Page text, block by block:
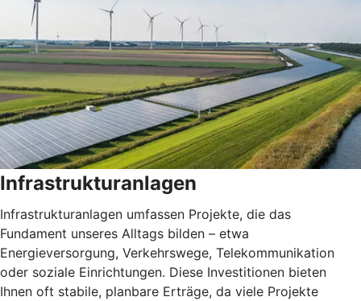
Infrastrukturanlagen
Infrastrukturanlagen umfassen Projekte, die das
Fundament unseres Alltags bilden – etwa
Energieversorgung, Verkehrswege, Telekommunikation
oder soziale Einrichtungen. Diese Investitionen bieten
Ihnen oft stabile, planbare Erträge, da viele Projekte